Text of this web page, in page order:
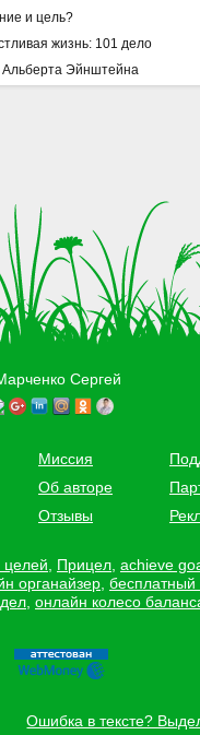
и цель?
жизнь: 101 дело,
Альберта Эйнштейна
Сергей
Миссия
Об авторе
Отзывы
целей Прицел achieve
органайзер
онлайн колесо
Ошибка в тексте?